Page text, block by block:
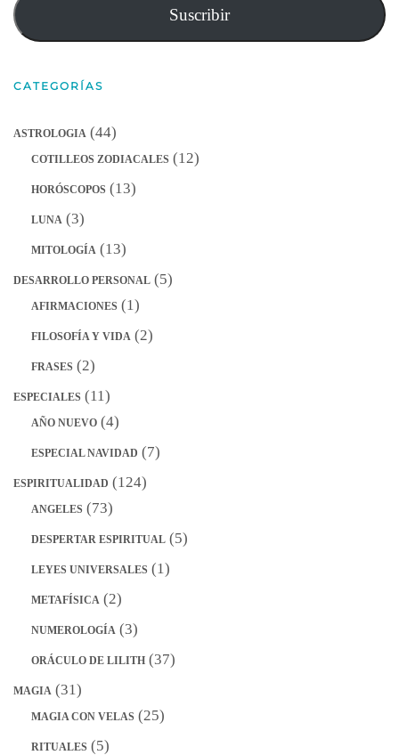
correo
electrónico
Suscribir
CATEGORÍAS
ASTROLOGIA (44)
COTILLEOS ZODIACALES (12)
HORÓSCOPOS (13)
LUNA (3)
MITOLOGÍA (13)
DESARROLLO PERSONAL (5)
AFIRMACIONES (1)
FILOSOFÍA Y VIDA (2)
FRASES (2)
ESPECIALES (11)
AÑO NUEVO (4)
ESPECIAL NAVIDAD (7)
ESPIRITUALIDAD (124)
ANGELES (73)
DESPERTAR ESPIRITUAL (5)
LEYES UNIVERSALES (1)
METAFÍSICA (2)
NUMEROLOGÍA (3)
ORÁCULO DE LILITH (37)
MAGIA (31)
MAGIA CON VELAS (25)
RITUALES (5)